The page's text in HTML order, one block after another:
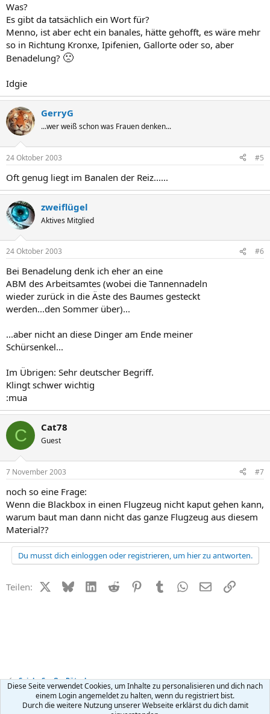
Was?
Es gibt da tatsächlich ein Wort für?
Menno, ist aber echt ein banales, hätte gehofft, es wäre mehr
so in Richtung Kronxe, Ipifenien, Gallorte oder so, aber
Benadelung? 🙁
Idgie
GerryG
...wer weiß schon was Frauen denken...
24 Oktober 2003 #5
Oft genug liegt im Banalen der Reiz......
zweiflügel
Aktives Mitglied
24 Oktober 2003 #6
Bei Benadelung denk ich eher an eine
ABM des Arbeitsamtes (wobei die Tannennadeln
wieder zurück in die Äste des Baumes gesteckt
werden...den Sommer über)...
...aber nicht an diese Dinger am Ende meiner
Schürsenkel...
Im Übrigen: Sehr deutscher Begriff.
Klingt schwer wichtig
:mua
C Cat78
Guest
7 November 2003 #7
noch so eine Frage:
Wenn die Blackbox in einen Flugzeug nicht kaput gehen kann,
warum baut man dann nicht das ganze Flugzeug aus diesem
Material??
Du musst dich einloggen oder registrieren, um hier zu antworten.
Teilen: X (Twitter)
BlueskyLinkedIn
Reddit PinterestTumblr WhatsApp
E-MailLink
Spiel + Spaß + Rätsel
Kontakt Nutzungsbedingungen Datenschutz Hilfe
R
Diese Seite verwendet Cookies, um Inhalte zu personalisieren und dich nach
einem Login angemeldet zu halten, wenn du registriert bist.
Durch die weitere Nutzung unserer Webseite erklärst du dich damit